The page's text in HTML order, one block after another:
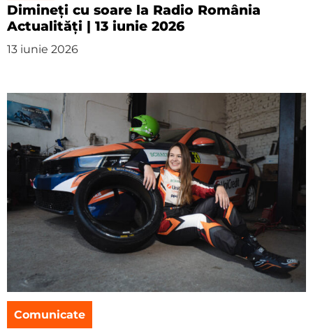
Dimineți cu soare la Radio România
Actualități | 13 iunie 2026
13 iunie 2026
Comunicate